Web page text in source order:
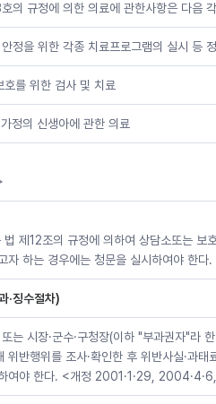
의 규정에 의한 의료에 관한사항은 다음
정을 위한 각종 치료프로그램의 실시 등
를 위한 검사 및 치료
정의 신생아에 관한 의료
법 제12조의 규정에 의하여 상담소또는
자 하는 경우에는 청문을 실시하여야 한
·징수절차)
는 시장·군수·구청장(이하 "부과권자"라
위반행위를 조사·확인한 후 위반사실·과
여야 한다. <개정 2001·1·29,